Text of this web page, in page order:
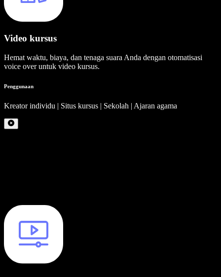
Video kursus
Hemat waktu, biaya, dan tenaga suara Anda dengan otomatisasi
voice over untuk video kursus.
Penggunaan
Kreator individu | Situs kursus | Sekolah | Ajaran agama